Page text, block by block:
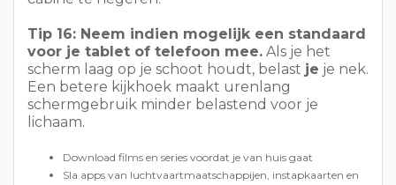
Download films en series voordat je van huis gaat
Sla apps van luchtvaartmaatschappijen, instapkaarten en
kaarten offline op
Neem een bedrade of volledig opgeladen hoofdtelefoon mee
Neem één boek, één podcastlijst en één back-upoptie mee
Laad alle apparaten de avond van tevoren op
Hier geldt een eenvoudige regel:
te blijven + 1 reserveplan. Dat is meestal
genoeg, zelfs voor een heel lange reisdag.